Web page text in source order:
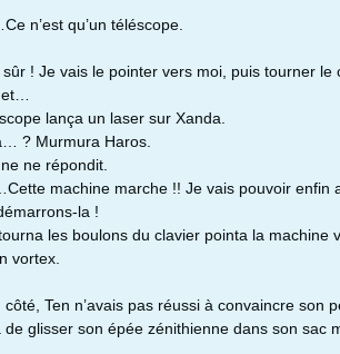
n’est qu’un téléscope.
sûr ! Je vais le pointer vers moi, puis tourner
et…
lança un laser sur Xanda.
? Murmura Haros.
ne répondit.
machine marche !! Je vais pouvoir enfin
la !
les boulons du clavier pointa la machine
vortex.
côté, Ten n’avais pas réussi à convaincre son
de glisser son épée zénithienne dans son sac